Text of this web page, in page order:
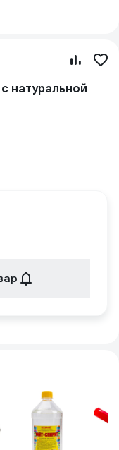
с натуральной